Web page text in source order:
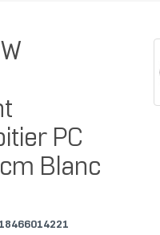
PC
Blanc